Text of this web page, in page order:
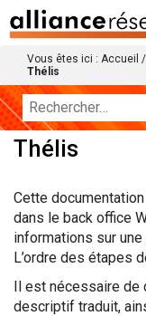
Vous êtes ici : Accueil /
Thélis
Thélis
Cette
dans le back office
informations sur
L’ordre des étapes
Il est nécessaire de
descriptif traduit,